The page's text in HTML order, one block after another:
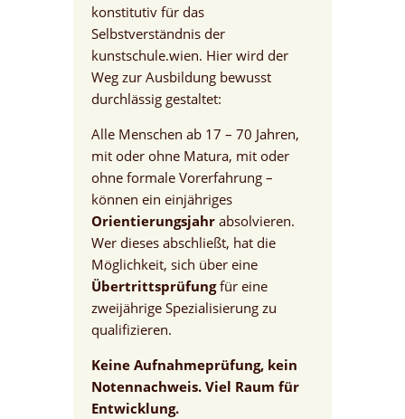
konstitutiv für das
Selbstverständnis der
kunstschule.wien. Hier wird der
Weg zur Ausbildung bewusst
durchlässig gestaltet:
Alle Menschen ab 17 – 70 Jahren,
mit oder ohne Matura, mit oder
ohne formale Vorerfahrung –
können ein einjähriges
Orientierungsjahrabsolvieren.
Wer dieses abschließt, hat die
Möglichkeit, sich über eine
Übertrittsprüfungfür eine
zweijährige Spezialisierung zu
qualifizieren.
Keine Aufnahmeprüfung, kein
Notennachweis. Viel Raum für
Entwicklung.